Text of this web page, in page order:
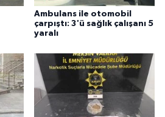
Ambulans ile otomobil
çarpıştı: 3'ü sağlık çalışanı 5
yaralı